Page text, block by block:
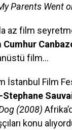
Parents Went
az film
Cumhur
film…
İstanbul Film
Stephane
(2008)
konu